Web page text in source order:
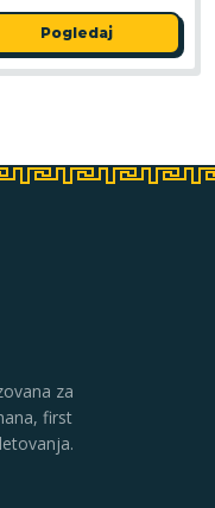
Pogledaj
za
first